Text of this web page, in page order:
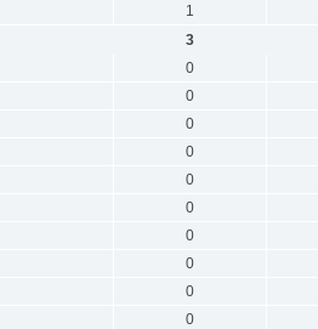
1
3
0
0
0
0
0
0
0
0
0
0